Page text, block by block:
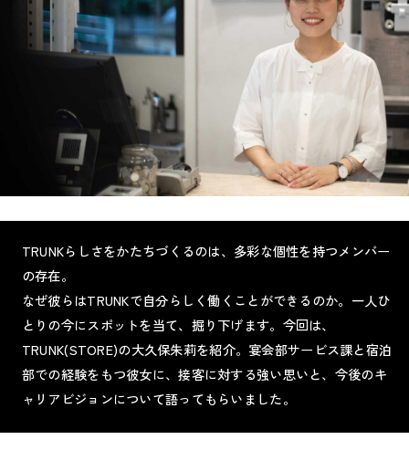
TRUNKらしさをかたちづくるのは、多彩な個性を持つメンバー
の存在。
なぜ彼らはTRUNKで自分らしく働くことができるのか。一人ひ
とりの今にスポットを当て、掘り下げます。今回は、
TRUNK(STORE)の大久保朱莉を紹介。宴会部サービス課と宿泊
部での経験をもつ彼女に、接客に対する強い思いと、今後のキ
ャリアビジョンについて語ってもらいました。